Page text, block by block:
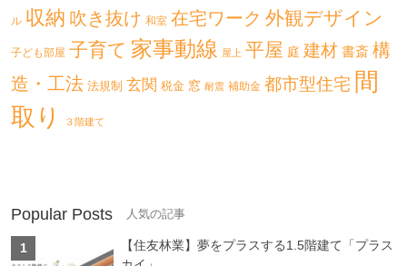
ル 収納 吹き抜け 和室 在宅ワーク 外観デザイン
子ども部屋 子育て 家事動線 屋上 平屋 庭 建材 書斎 構
造・工法 法規制 玄関 税金 窓 耐震 補助金 都市型住宅 間
取り
３階建て
Popular Posts
【住友林業】夢をプラスする1.5階建て「プラス